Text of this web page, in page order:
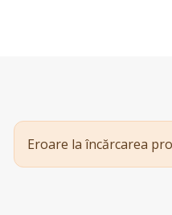
Eroare la încărcarea